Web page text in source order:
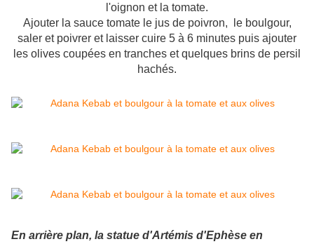
l'oignon et la tomate.
Ajouter la sauce tomate le jus de poivron, le boulgour,
saler et poivrer et laisser cuire 5 à 6 minutes puis ajouter
les olives coupées en tranches et quelques brins de persil
hachés.
En arrière plan, la statue d'Artémis d'Ephèse en